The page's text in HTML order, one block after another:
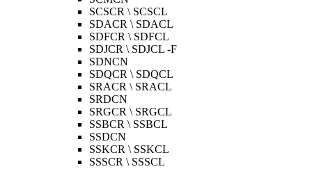
SCSCR \ SCSCL
SDACR \ SDACL
SDFCR \ SDFCL
SDJCR \ SDJCL -F
SDNCN
SDQCR \ SDQCL
SRACR \ SRACL
SRDCN
SRGCR \ SRGCL
SSBCR \ SSBCL
SSDCN
SSKCR \ SSKCL
SSSCR \ SSSCL